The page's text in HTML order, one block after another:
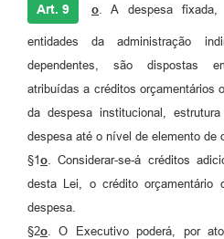
Art. 9 o . A despesa
entidades da administração
dependentes, são dispostas
atribuídas a créditos orçamentários
da despesa institucional,
despesa até o nível de elemento de
§1 o . Considerar-se-á créditos
desta Lei, o crédito orçamentário
despesa.
§2o . O Executivo poderá, por